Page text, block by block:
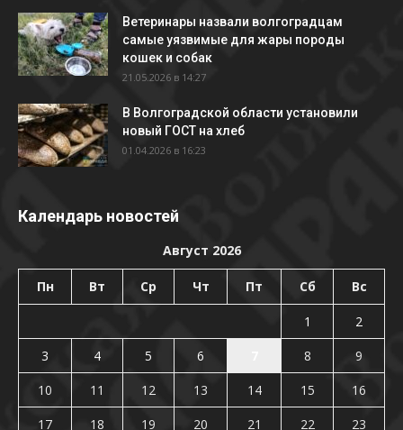
Ветеринары назвали волгоградцам
самые уязвимые для жары породы
кошек и собак
21.05.2026 в 14:27
В Волгоградской области установили
новый ГОСТ на хлеб
01.04.2026 в 16:23
Календарь новостей
Август 2026
Пн Вт Ср Чт Пт Сб Вс
1
2
3
4 5 6 8
9
10
11 12 13 14 15
16
17
18 19 20 21 22
23